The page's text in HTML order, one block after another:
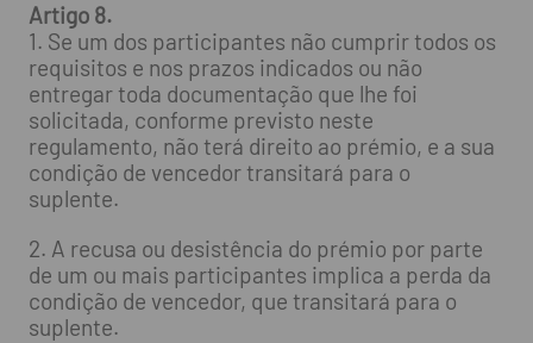
Artigo 8.
1. Se um dos participantes não cumprir todos os
requisitos e nos prazos indicados ou não
entregar toda documentação que lhe foi
solicitada, conforme previsto neste
regulamento, não terá direito ao prémio, e a sua
condição de vencedor transitará para o
suplente.
2. A recusa ou desistência do prémio por parte
de um ou mais participantes implica a perda da
condição de vencedor, que transitará para o
suplente.